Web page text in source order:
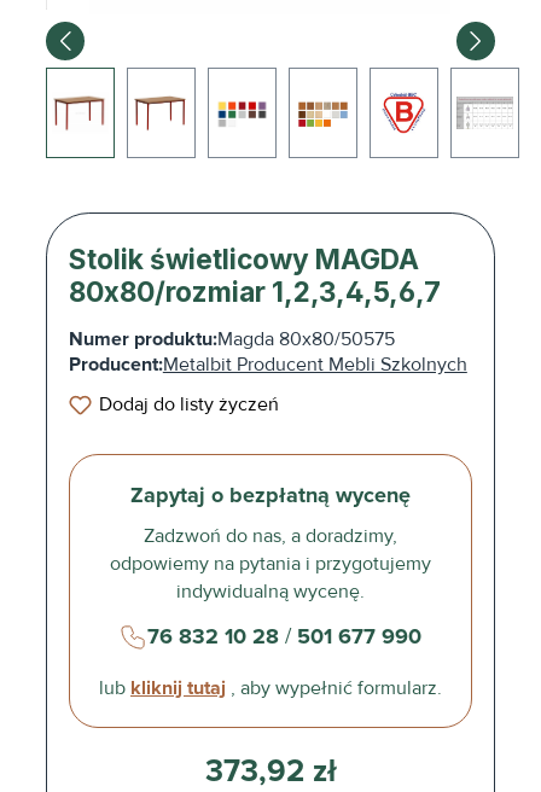
Stolik świetlicowy MAGDA
80x80/rozmiar 1,2,3,4,5,6,7
Numer produktu:Magda 80x80/50575
Producent:Metalbit Producent Mebli Szkolnych
Dodaj do listy życzeń
Zapytaj o bezpłatną wycenę
Zadzwoń do nas, a doradzimy,
odpowiemy na pytania i przygotujemy
indywidualną wycenę.
76 832 10 28/ 501 677 990
lub kliknij tutaj , aby wypełnić formularz.
373,92 zł